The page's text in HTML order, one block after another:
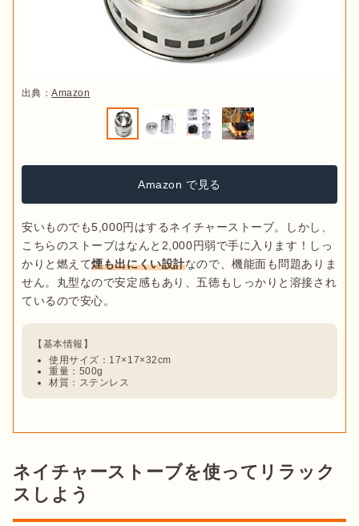
出典：Amazon
Amazon で見る
安いものでも5,000円はするネイチャーストーブ。しかし、
こちらのストーブはなんと2,000円弱で手に入ります！しっ
かりと燃えて煙も出にくい設計なので、機能面も問題ありま
せん。丸型なので安定感もあり、五徳もしっかりと溶接され
使用サイズ：17×17×32cm
重量：500g
材質：ステンレス
ネイチャーストーブを使ってリラック
スしよう